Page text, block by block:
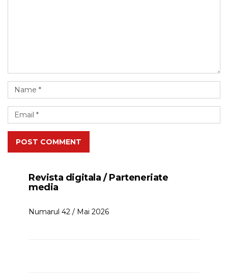
POST COMMENT
Revista digitala / Parteneriate
media
Numarul 42 / Mai 2026